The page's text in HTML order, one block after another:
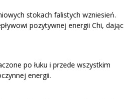
stokach falistych wzniesień.
pozytywnej energii Chi, dając
po łuku i przede wszystkim
energii.